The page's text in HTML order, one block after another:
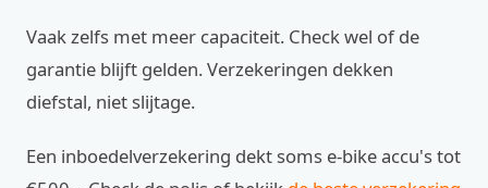
Vaak zelfs met meer capaciteit. Check wel of de
garantie blijft gelden. Verzekeringen dekken
diefstal, niet slijtage.
Een inboedelverzekering dekt soms e-bike accu's tot